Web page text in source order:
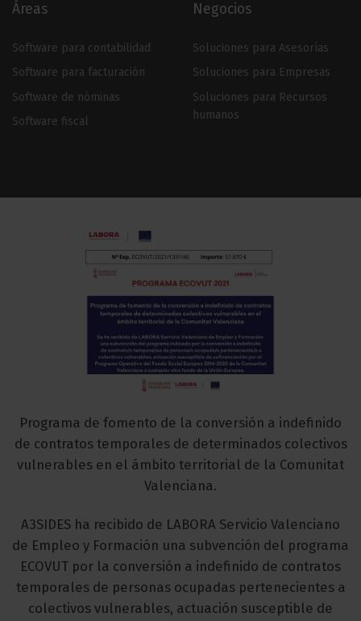
Áreas
Software para contabilidad
Software para facturación
Software de nóminas
Software fiscal
Negocios
Soluciones para Asesorías
Soluciones para Empresas
Soluciones para Recursos
humanos
Programa de fomento de la conversión a indefinido
de contratos temporales de determinados colectivos
vulnerables en el ámbito territorial de la Comunitat
Valenciana.
A3SIDES ha recibido de LABORA Servicio Valenciano
de Empleo y Formación una subvención del programa
ECOVUT por la conversión a indefinido de contratos
temporales de personas ocupadas pertenecientes a
colectivos vulnerables, actuación susceptible de